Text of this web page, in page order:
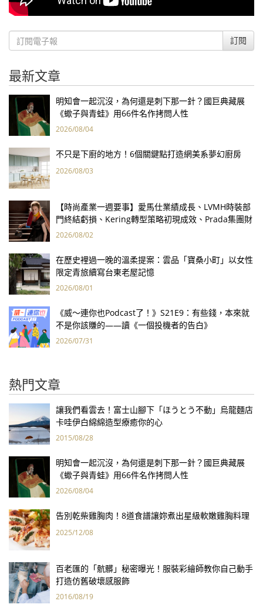
訂閱
最新文章
明知會一起沉沒，為何還是刺下那一針？國巨典藏展
《蠍子與青蛙》用66件名作拷問人性
2026/08/04
不只是下廚的地方！6個關鍵點打造網美系夢幻廚房
2026/08/03
【時尚產業一週要事】愛馬仕業績成長、LVMH時裝部
門終結虧損、Kering轉型策略初現成效、Prada集團財
報亮眼
2026/08/02
在歷史裡過一晚的溫柔提案：雲品「寶桑小町」以女性
限定青旅續寫台東老屋記憶
2026/08/01
《威～連你也Podcast了！》S21E9：有些錢，本來就
不是你該賺的——讀《一個投機者的告白》
2026/07/31
熱門文章
讓我們看雲去！富士山腳下「ほうとう不動」烏龍麵店
卡哇伊白綿綿造型療癒你的心
2015/08/28
明知會一起沉沒，為何還是刺下那一針？國巨典藏展
《蠍子與青蛙》用66件名作拷問人性
2026/08/04
告別乾柴雞胸肉！8道食譜讓妳煮出星級軟嫩雞胸料理
2025/12/08
百老匯的「骯髒」秘密曝光！服裝彩繪師教你自己動手
打造仿舊破壞感服飾
2016/08/19